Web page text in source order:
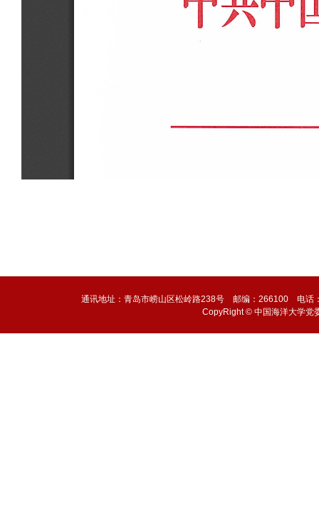
通讯地址：青岛市崂山区松岭路238号 邮编：266100 电
CopyRight © 中国海洋大学党